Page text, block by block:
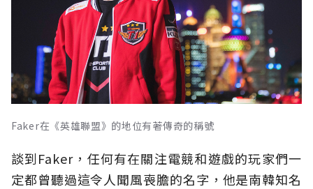
Faker在《英雄聯盟》的地位有著傳奇的稱號
談到Faker，任何有在關注電競和遊戲的玩家們一
定都曾聽過這令人聞風喪膽的名字，他是南韓知名